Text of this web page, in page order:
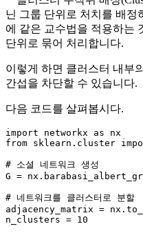
닌 그룹 단위로 처치를 배정
에 같은 교수법을 적용하는
단위로 묶어 처리합니다.
이렇게 하면 클러스터 내부
간섭을 차단할 수 있습니다.
다음 코드를 살펴봅시다.
import networkx as
from sklearn.cluster
# 소셜 네트워크 생성
G =
# 네트워크를 클러스터로 분할
adjacency_matrix =
n_clusters = 10